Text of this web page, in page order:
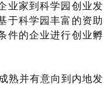
业家到科学园创业发
于科学园丰富的资助
件的企业进行创业孵
熟并有意向到内地发